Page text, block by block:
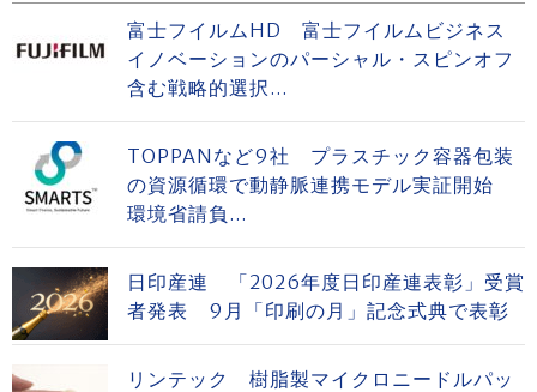
富士フイルムHD 富士フイルムビジネス
イノベーションのパーシャル・スピンオフ
含む戦略的選択...
TOPPANなど9社 プラスチック容器包装
の資源循環で動静脈連携モデル実証開始
環境省請負...
日印産連 「2026年度日印産連表彰」受賞
者発表 9月「印刷の月」記念式典で表彰
リンテック 樹脂製マイクロニードルパッ